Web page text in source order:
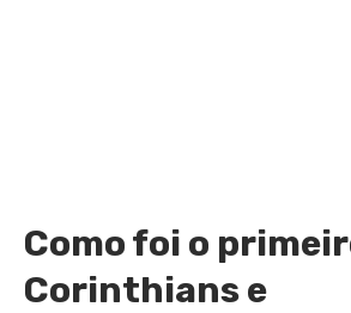
Como foi o
Corinthians e